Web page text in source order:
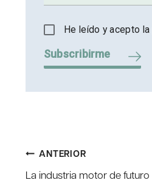
He leído y acepto la
Subscribirme
Navegación
ANTERIOR
La industria motor de futuro